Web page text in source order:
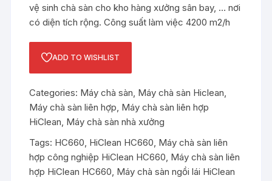
vệ sinh chà sàn cho kho hàng xưởng sân bay, … nơi
có diện tích rộng. Công suất làm việc 4200 m2/h
ADD TO WISHLIST
Categories: Máy chà sàn, Máy chà sàn Hiclean,
Máy chà sàn liên hợp, Máy chà sàn liên hợp
HiClean, Máy chà sàn nhà xưởng
Tags: HC660, HiClean HC660, Máy chà sàn liên
hợp công nghiệp HiClean HC660, Máy chà sàn liên
hợp HiClean HC660, Máy chà sàn ngồi lái HiClean